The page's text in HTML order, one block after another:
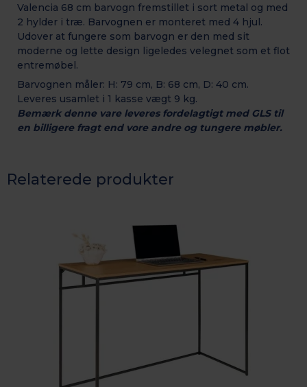
Valencia 68 cm barvogn fremstillet i sort metal og med
2 hylder i træ. Barvognen er monteret med 4 hjul.
Udover at fungere som barvogn er den med sit
moderne og lette design ligeledes velegnet som et flot
entremøbel.
Barvognen måler: H: 79 cm, B: 68 cm, D: 40 cm.
Leveres usamlet i 1 kasse vægt 9 kg.
Bemærk denne vare leveres fordelagtigt med GLS til
en billigere fragt end vore andre og tungere møbler.
Relaterede produkter